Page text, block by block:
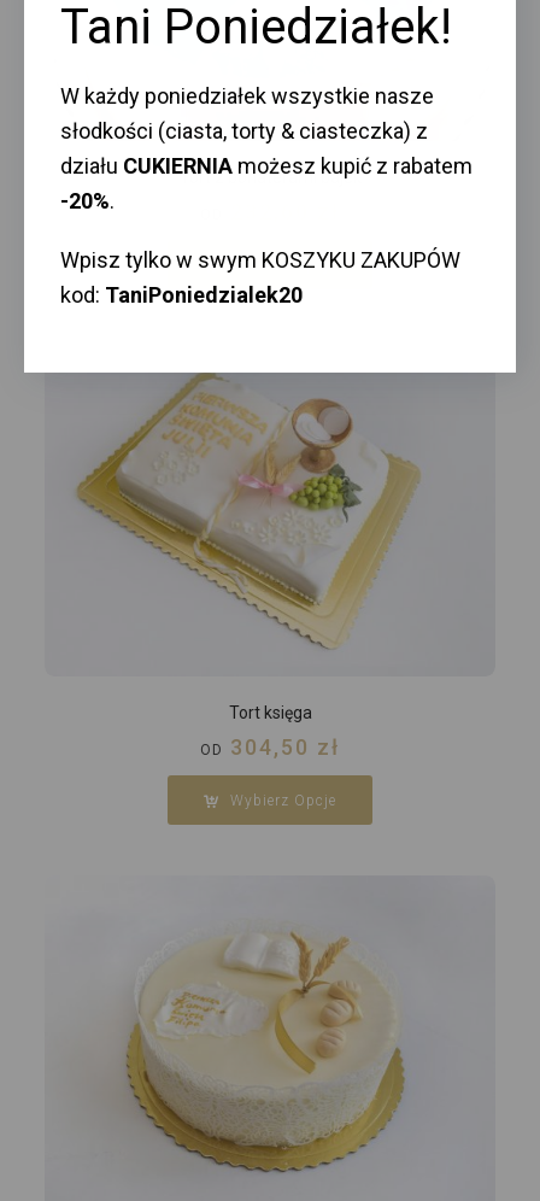
Tort z bohaterami bajek
Wybierz Opcje
Tort księga
OD 304,50 zł
Wybierz Opcje
Tani Poniedziałek!
W każdy poniedziałek wszystkie nasze
słodkości (ciasta, torty & ciasteczka) z
działu CUKIERNIA możesz kupić z rabatem
-20%.
Wpisz tylko w swym KOSZYKU ZAKUPÓW
kod: TaniPoniedzialek20